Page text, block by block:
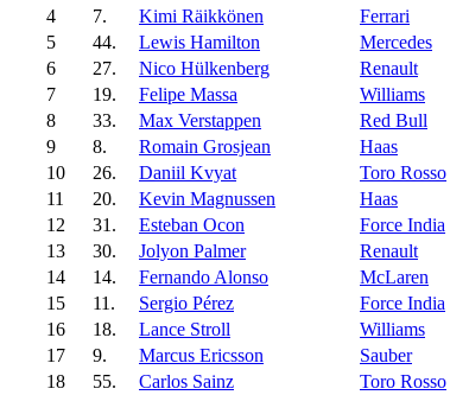
4
7. Kimi Räikkönen Ferrari
5
44. Lewis Hamilton Mercedes
6
27. Nico Hülkenberg Renault
7
19. Felipe Massa Williams
8
33. Max Verstappen Red Bull
9
8. Romain Grosjean Haas
10
26. Daniil Kvyat Toro Rosso
11
20. Kevin Magnussen Haas
12
31. Esteban Ocon Force India
13
30. Jolyon Palmer Renault
14
14. Fernando Alonso McLaren
15
11. Sergio Pérez Force India
16
18. Lance Stroll Williams
17
9. Marcus Ericsson Sauber
18
55. Carlos Sainz Toro Rosso